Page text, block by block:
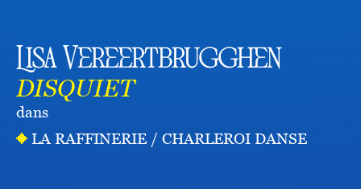
Lisa Vereertbrugghen
DISQUIET
dans
LA RAFFINERIE / CHARLEROI DANSE